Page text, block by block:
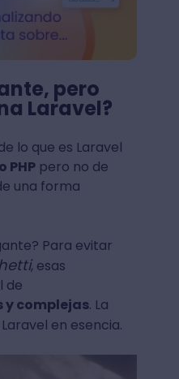
pero
Laravel?
lo que es Laravel
PHPpero no de
una forma
Para evitar
, esas
de
y complejas. La
en esencia.